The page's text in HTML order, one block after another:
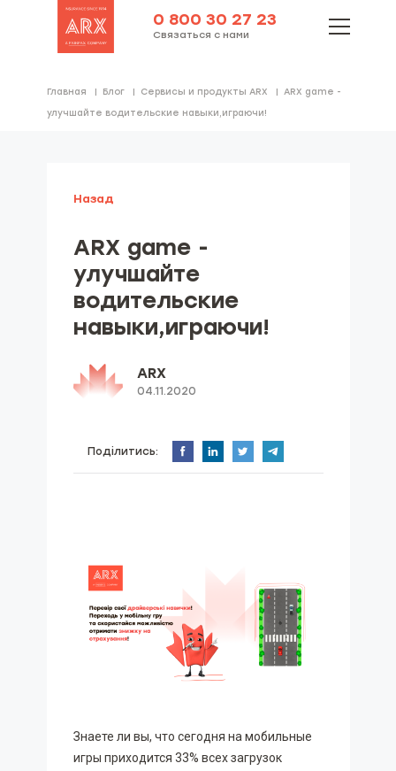
0 800 30 27 23
Связаться с нами
Главная Блог Cервисы и продукты ARX
ARX game -
улучшайте водительские навыки,играючи!
Назад
ARX game -
улучшайте
водительские
навыки,играючи!
ARX
04.11.2020
Поділитись:
Знаете ли вы, что сегодня на мобильные
игры приходится 33% всех загрузок